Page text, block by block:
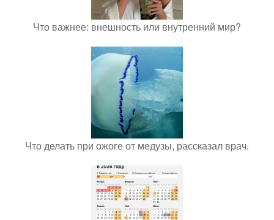
Что важнее: внешность или внутренний мир?
Что делать при ожоге от медузы, рассказал врач.